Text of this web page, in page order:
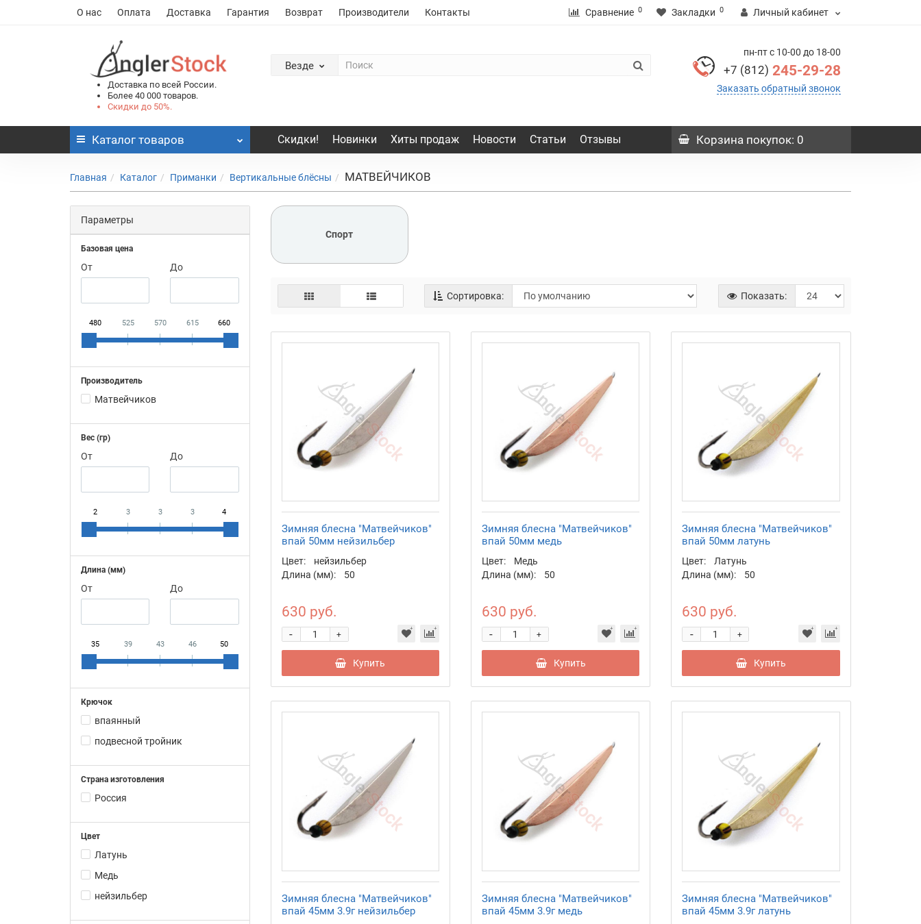
О нас Оплата Доставка Гарантия Возврат Производители Контакты Сравнение 0 Закладки 0 Личный кабинет
Доставка по всей России.
Более 40 000 товаров.
Скидки до 50%.
Везде
пн-пт с 10-00 до 18-00
+7 (812) 245-29-28
Заказать обратный звонок
Каталог товаров Скидки! Новинки Хиты продаж Новости Статьи Отзывы Корзина покупок: 0
Главная Каталог Приманки Вертикальные блёсны МАТВЕЙЧИКОВ
Параметры
Базовая цена
От До
480 525 570 615 660
Производитель
Матвейчиков
Вес (гр)
От До
2 3 3 3 4
Длина (мм)
От До
35 39 43 46 50
Крючок
впаянный
подвесной тройник
Страна изготовления
Россия
Цвет
Латунь
Медь
нейзильбер
Спорт
Сортировка: Показать:
Зимняя блесна "Матвейчиков"
впай 50мм нейзильбер
Цвет:
нейзильбер
Длина (мм):
50
630 руб.
+
-
Купить
Зимняя блесна "Матвейчиков"
впай 50мм медь
Цвет:
Медь
Длина (мм):
50
630 руб.
+
-
Купить
Зимняя блесна "Матвейчиков"
впай 50мм латунь
Цвет:
Латунь
Длина (мм):
50
630 руб.
+
-
Купить
Зимняя блесна "Матвейчиков"
впай 45мм 3.9г нейзильбер
Зимняя блесна "Матвейчиков"
впай 45мм 3.9г медь
Зимняя блесна "Матвейчиков"
впай 45мм 3.9г латунь